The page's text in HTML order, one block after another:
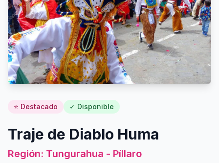
⭐ Destacado ✓ Disponible
Traje de Diablo Huma
Región: Tungurahua - Píllaro